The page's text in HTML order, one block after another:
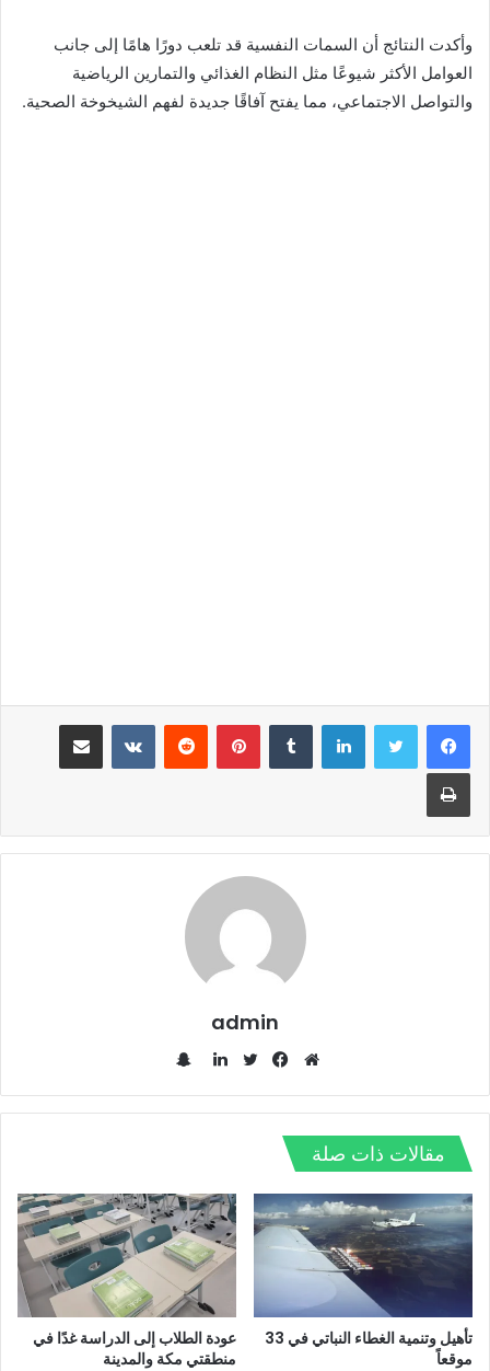
وأكدت النتائج أن السمات النفسية قد تلعب دورًا هامًا إلى جانب
العوامل الأكثر شيوعًا مثل النظام الغذائي والتمارين الرياضية
والتواصل الاجتماعي، مما يفتح آفاقًا جديدة لفهم الشيخوخة الصحية.
لينكدإن بينتيريست
admin
و
ق
ا
ل
و
ي
ي
و
ك
و
ي
د
إ
ن
ا
ش
ا
ت
مقالات ذات صلة
تأهيل وتنمية الغطاء النباتي في 33
موقعاً
عودة الطلاب إلى الدراسة غدًا في
منطقتي مكة والمدينة